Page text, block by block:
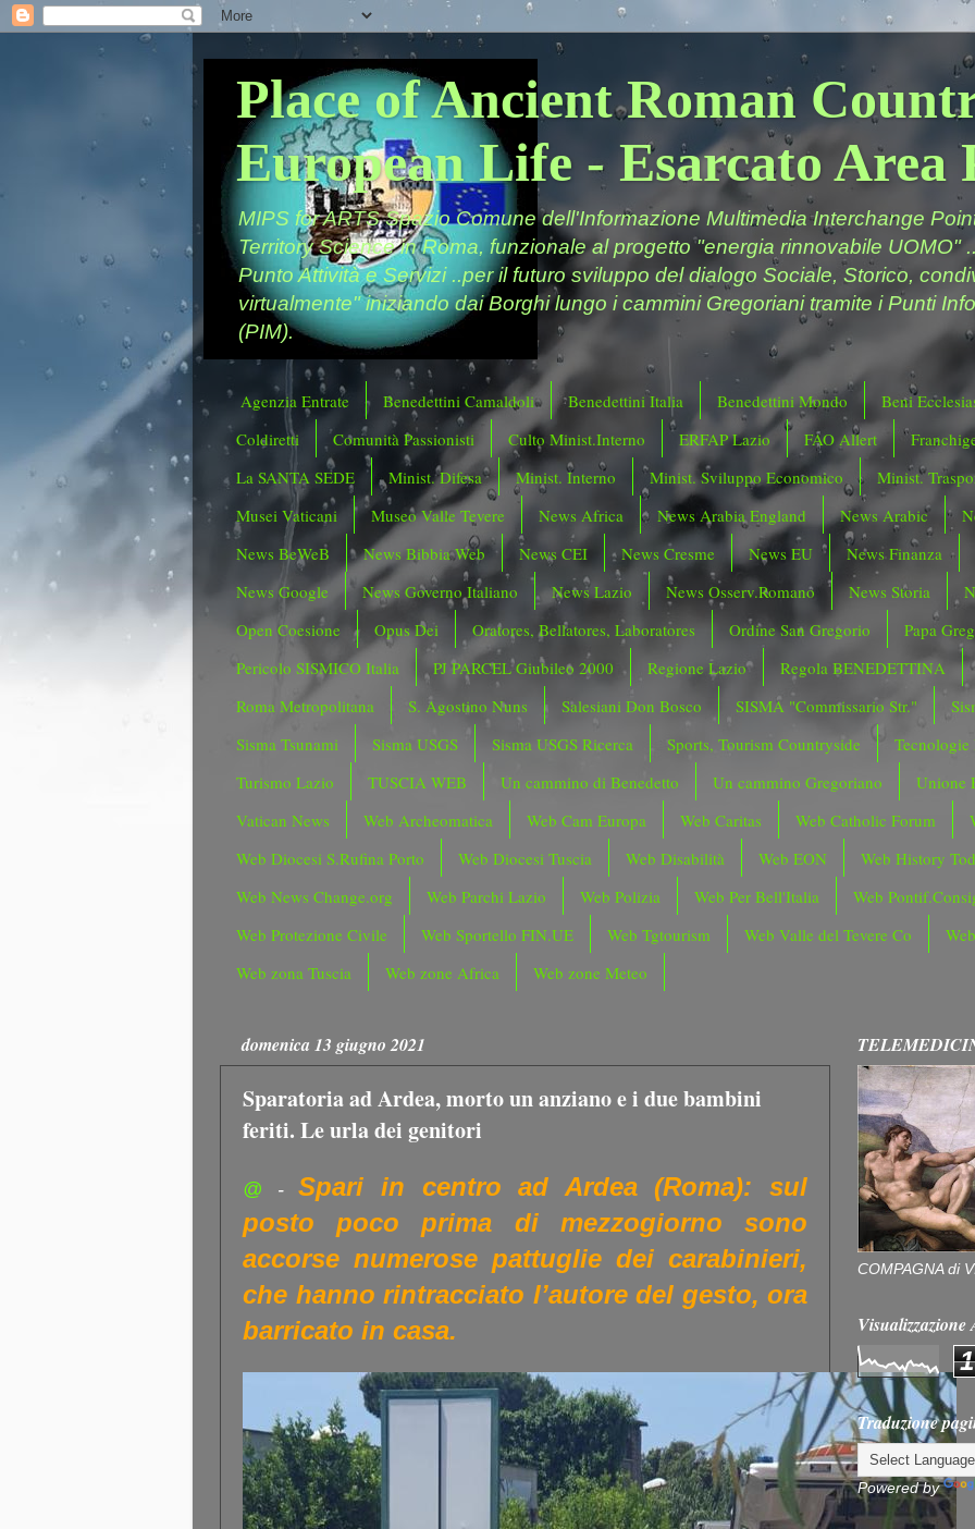
Place of Ancient Roman
European Life - Esarcato Area
MIPS for ARTS Spazio Comune dell'Informazione Multimedia Interchange
Territory Science in Roma, funzionale al progetto "energia rinnovabile UOMO"
Punto Attività e Servizi ..per il futuro sviluppo del dialogo Sociale, Storico,
virtualmente" iniziando dai Borghi lungo i cammini Gregoriani tramite i Punti
(PIM).
Agenzia Entrate Benedettini Camaldoli Benedettini Italia Benedettini Mondo
Beni
Coldiretti
Comunità Passionisti Culto Minist.Interno ERFAP Lazio FAO Allert
La SANTA SEDE
Minist. Difesa Minist. Interno Minist. Sviluppo Economico
Minist.
Musei Vaticani
Museo Valle Tevere News Africa News Arabia England News Arabic
News BeWeB
News Bibbia Web News CEI News Cresme News EU
News Finanza
News Google
News Governo Italiano News Lazio News Osserv.Romano News Storia
Open Coesione
Opus Dei Oratores, Bellatores, Laboratores Ordine San Gregorio
Papa
Pericolo SISMICO Italia
PJ PARCEL Giubileo 2000 Regione Lazio
Regola BENEDETTINA
Roma Metropolitana
S. Agostino Nuns Salesiani Don Bosco SISMA "Commissario Str."
Sisma Tsunami
Sisma USGS Sisma USGS Ricerca Sports, Tourism Countryside
Tecnologie
Turismo Lazio
TUSCIA WEB Un cammino di Benedetto Un cammino Gregoriano
Unione
Vatican News
Web Archeomatica Web Cam Europa Web Caritas Web Catholic Forum
Web Diocesi S.Rufina Porto
Web Diocesi Tuscia Web Disabilità Web EON
Web History
Web News Change.org
Web Parchi Lazio Web Polizia Web Per Bell'Italia
Web
Web Protezione Civile
Web Sportello FIN.UE Web Tgtourism Web Valle del Tevere Co
Web zona Tuscia
Web zone Africa Web zone Meteo
domenica 13 giugno 2021
Sparatoria ad Ardea, morto un anziano e i due bambini
feriti. Le urla dei genitori
@ -Spari in centro ad Ardea (Roma): sul
posto poco prima di mezzogiorno sono
accorse numerose pattuglie dei carabinieri,
che hanno rintracciato l’autore del gesto, ora
barricato in casa.
COMPAGNA di
1
Traduzione
Powered by